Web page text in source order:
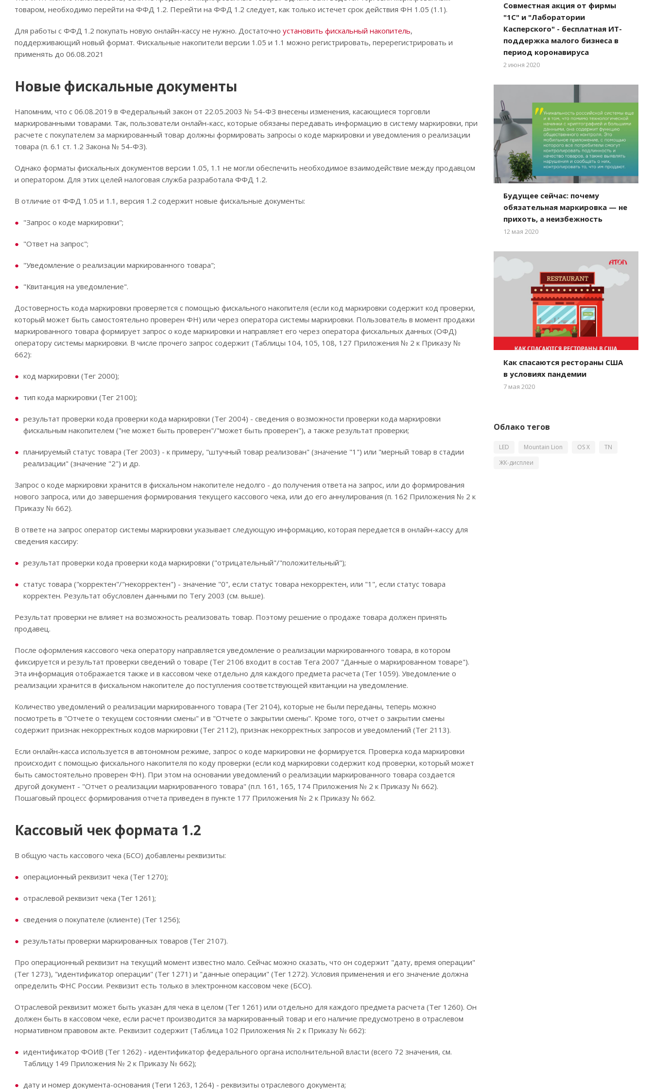
товаром, необходимо перейти на ФФД 1.2. Перейти на ФФД 1.2 следует, как только истечет срок действия ФН 1.05 (1.1).
Для работы с ФФД 1.2 покупать новую онлайн-кассу не нужно. Достаточно установить фискальный накопитель,
поддерживающий новый формат. Фискальные накопители версии 1.05 и 1.1 можно регистрировать, перерегистрировать и
применять до 06.08.2021
Новые фискальные документы
Напомним, что с 06.08.2019 в Федеральный закон от 22.05.2003 № 54-ФЗ внесены изменения, касающиеся торговли
маркированными товарами. Так, пользователи онлайн-касс, которые обязаны передавать информацию в систему маркировки, при
расчете с покупателем за маркированный товар должны формировать запросы о коде маркировки и уведомления о реализации
товара (п. 6.1 ст. 1.2 Закона № 54-ФЗ).
Однако форматы фискальных документов версии 1.05, 1.1 не могли обеспечить необходимое взаимодействие между продавцом
и оператором. Для этих целей налоговая служба разработала ФФД 1.2.
В отличие от ФФД 1.05 и 1.1, версия 1.2 содержит новые фискальные документы:
"Запрос о коде маркировки";
"Ответ на запрос";
"Уведомление о реализации маркированного товара";
"Квитанция на уведомление".
Достоверность кода маркировки проверяется с помощью фискального накопителя (если код маркировки содержит код проверки,
который может быть самостоятельно проверен ФН) или через оператора системы маркировки. Пользователь в момент продажи
маркированного товара формирует запрос о коде маркировки и направляет его через оператора фискальных данных (ОФД)
оператору системы маркировки. В числе прочего запрос содержит (Таблицы 104, 105, 108, 127 Приложения № 2 к Приказу №
662):
код маркировки (Тег 2000);
тип кода маркировки (Тег 2100);
результат проверки кода проверки кода маркировки (Тег 2004) - сведения о возможности проверки кода маркировки
фискальным накопителем ("не может быть проверен"/"может быть проверен"), а также результат проверки;
планируемый статус товара (Тег 2003) - к примеру, "штучный товар реализован" (значение "1") или "мерный товар в стадии
реализации" (значение "2") и др.
Запрос о коде маркировки хранится в фискальном накопителе недолго - до получения ответа на запрос, или до формирования
нового запроса, или до завершения формирования текущего кассового чека, или до его аннулирования (п. 162 Приложения № 2 к
Приказу № 662).
В ответе на запрос оператор системы маркировки указывает следующую информацию, которая передается в онлайн-кассу для
сведения кассиру:
результат проверки кода проверки кода маркировки ("отрицательный"/"положительный");
статус товара ("корректен"/"некорректен") - значение "0", если статус товара некорректен, или "1", если статус товара
корректен. Результат обусловлен данными по Тегу 2003 (см. выше).
Результат проверки не влияет на возможность реализовать товар. Поэтому решение о продаже товара должен принять
продавец.
После оформления кассового чека оператору направляется уведомление о реализации маркированного товара, в котором
фиксируется и результат проверки сведений о товаре (Тег 2106 входит в состав Тега 2007 "Данные о маркированном товаре").
Эта информация отображается также и в кассовом чеке отдельно для каждого предмета расчета (Тег 1059). Уведомление о
реализации хранится в фискальном накопителе до поступления соответствующей квитанции на уведомление.
Количество уведомлений о реализации маркированного товара (Тег 2104), которые не были переданы, теперь можно
посмотреть в "Отчете о текущем состоянии смены" и в "Отчете о закрытии смены". Кроме того, отчет о закрытии смены
содержит признак некорректных кодов маркировки (Тег 2112), признак некорректных запросов и уведомлений (Тег 2113).
Если онлайн-касса используется в автономном режиме, запрос о коде маркировки не формируется. Проверка кода маркировки
происходит с помощью фискального накопителя по коду проверки (если код маркировки содержит код проверки, который может
быть самостоятельно проверен ФН). При этом на основании уведомлений о реализации маркированного товара создается
другой документ - "Отчет о реализации маркированного товара" (п.п. 161, 165, 174 Приложения № 2 к Приказу № 662).
Пошаговый процесс формирования отчета приведен в пункте 177 Приложения № 2 к Приказу № 662.
Кассовый чек формата 1.2
В общую часть кассового чека (БСО) добавлены реквизиты:
операционный реквизит чека (Тег 1270);
отраслевой реквизит чека (Тег 1261);
сведения о покупателе (клиенте) (Тег 1256);
результаты проверки маркированных товаров (Тег 2107).
Про операционный реквизит на текущий момент известно мало. Сейчас можно сказать, что он содержит "дату, время операции"
(Тег 1273), "идентификатор операции" (Тег 1271) и "данные операции" (Тег 1272). Условия применения и его значение должна
определить ФНС России. Реквизит есть только в электронном кассовом чеке (БСО).
Отраслевой реквизит может быть указан для чека в целом (Тег 1261) или отдельно для каждого предмета расчета (Тег 1260). Он
должен быть в кассовом чеке, если расчет производится за маркированный товар и его наличие предусмотрено в отраслевом
нормативном правовом акте. Реквизит содержит (Таблица 102 Приложения № 2 к Приказу № 662):
идентификатор ФОИВ (Тег 1262) - идентификатор федерального органа исполнительной власти (всего 72 значения, см.
Таблицу 149 Приложения № 2 к Приказу № 662);
дату и номер документа-основания (Теги 1263, 1264) - реквизиты отраслевого документа;
Совместная акция от фирмы
"1С" и "Лаборатории
Касперского" - бесплатная ИТ-
поддержка малого бизнеса в
период коронавируса
2 июня 2020
Будущее сейчас: почему
обязательная маркировка — не
прихоть, а неизбежность
12 мая 2020
Как спасаются рестораны США
в условиях пандемии
7 мая 2020
Облако тегов
LED Mountain Lion OS X
TN
ЖК-дисплеи